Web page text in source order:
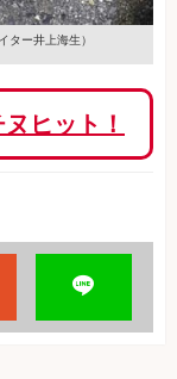
ター井上海生）
ヒット！